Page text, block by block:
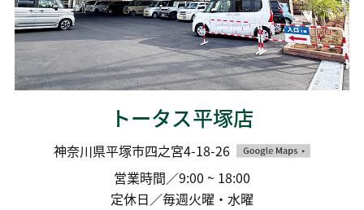
トータス平塚店
神奈川県平塚市四之宮4-18-26
営業時間／9:00 ~ 18:00
定休日／毎週火曜・水曜